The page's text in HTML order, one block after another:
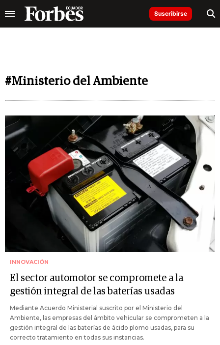
Suscribirse
#Ministerio del Ambiente
INNOVACIÓN
El sector automotor se compromete a la
gestión integral de las baterías usadas
Mediante Acuerdo Ministerial suscrito por el Ministerio del
Ambiente, las empresas del ámbito vehicular se comprometen a la
gestión integral de las baterías de ácido plomo usadas, para su
correcto tratamiento en todas sus instancias.